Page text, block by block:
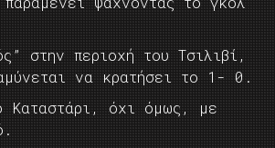
στην περιοχή του Τσιλιβί,
να κρατήσει το 1- 0.
Καταστάρι, όχι όμως, με